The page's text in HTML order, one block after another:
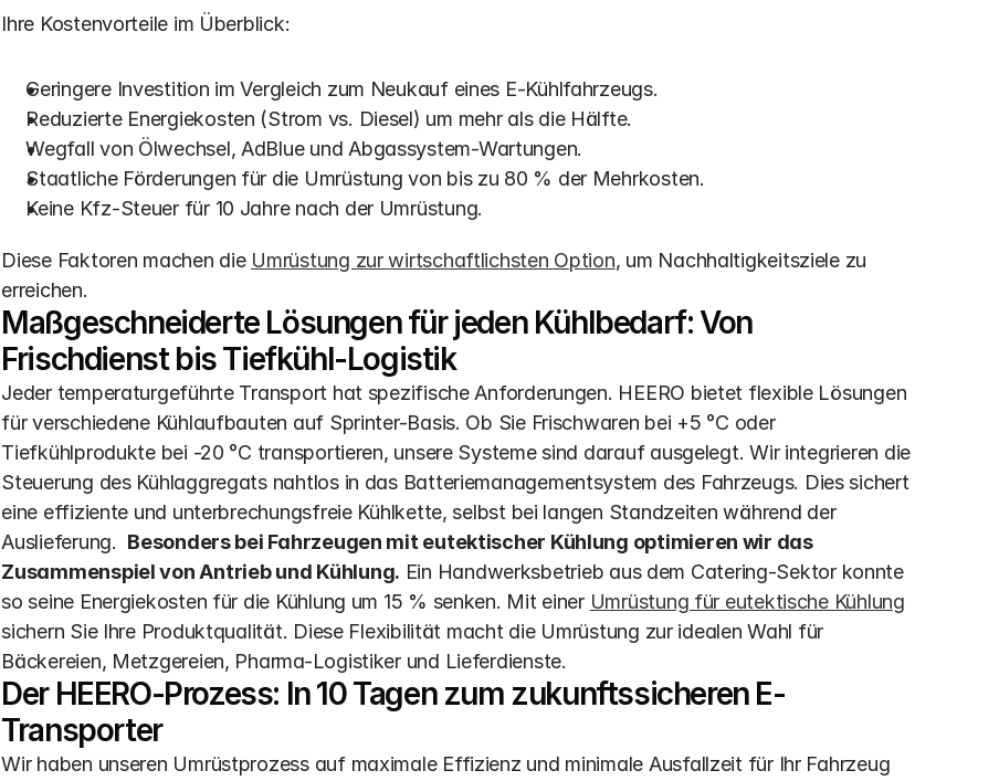
Ihre Kostenvorteile im Überblick:
Geringere Investition im Vergleich zum Neukauf eines E-Kühlfahrzeugs.
Reduzierte Energiekosten (Strom vs. Diesel) um mehr als die Hälfte.
Wegfall von Ölwechsel, AdBlue und Abgassystem-Wartungen.
Staatliche Förderungen für die Umrüstung von bis zu 80 % der Mehrkosten.
Keine Kfz-Steuer für 10 Jahre nach der Umrüstung.
Diese Faktoren machen die Umrüstung zur wirtschaftlichsten Option, um Nachhaltigkeitsziele zu
erreichen.
Maßgeschneiderte Lösungen für jeden Kühlbedarf: Von
Frischdienst bis Tiefkühl-Logistik
Jeder temperaturgeführte Transport hat spezifische Anforderungen. HEERO bietet flexible Lösungen
für verschiedene Kühlaufbauten auf Sprinter-Basis. Ob Sie Frischwaren bei +5 °C oder
Tiefkühlprodukte bei -20 °C transportieren, unsere Systeme sind darauf ausgelegt. Wir integrieren die
Steuerung des Kühlaggregats nahtlos in das Batteriemanagementsystem des Fahrzeugs. Dies sichert
eine effiziente und unterbrechungsfreie Kühlkette, selbst bei langen Standzeiten während der
Auslieferung. Besonders bei Fahrzeugen mit eutektischer Kühlung optimieren wir das
Zusammenspiel von Antrieb und Kühlung. Ein Handwerksbetrieb aus dem Catering-Sektor konnte
so seine Energiekosten für die Kühlung um 15 % senken. Mit einer Umrüstung für eutektische Kühlung
sichern Sie Ihre Produktqualität. Diese Flexibilität macht die Umrüstung zur idealen Wahl für
Bäckereien, Metzgereien, Pharma-Logistiker und Lieferdienste.
Der HEERO-Prozess: In 10 Tagen zum zukunftssicheren E-
Transporter
Wir haben unseren Umrüstprozess auf maximale Effizienz und minimale Ausfallzeit für Ihr Fahrzeug